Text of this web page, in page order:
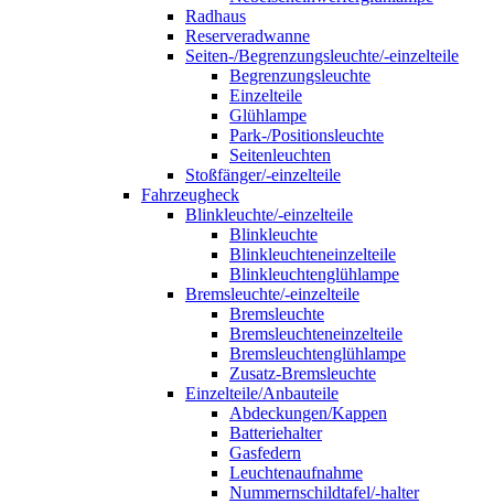
Radhaus
Reserveradwanne
Seiten-/Begrenzungsleuchte/-einzelteile
Begrenzungsleuchte
Einzelteile
Glühlampe
Park-/Positionsleuchte
Seitenleuchten
Stoßfänger/-einzelteile
Fahrzeugheck
Blinkleuchte/-einzelteile
Blinkleuchte
Blinkleuchteneinzelteile
Blinkleuchtenglühlampe
Bremsleuchte/-einzelteile
Bremsleuchte
Bremsleuchteneinzelteile
Bremsleuchtenglühlampe
Zusatz-Bremsleuchte
Einzelteile/Anbauteile
Abdeckungen/Kappen
Batteriehalter
Gasfedern
Leuchtenaufnahme
Nummernschildtafel/-halter